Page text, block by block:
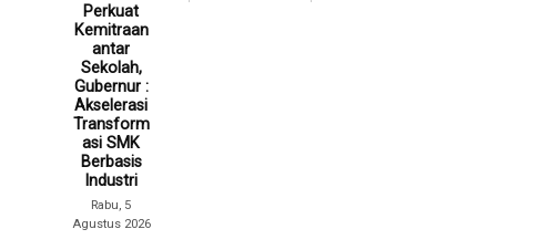
Perkuat
Kemitraan
antar
Sekolah,
Gubernur :
Akselerasi
Transform
asi SMK
Berbasis
Industri
Rabu, 5
Agustus 2026